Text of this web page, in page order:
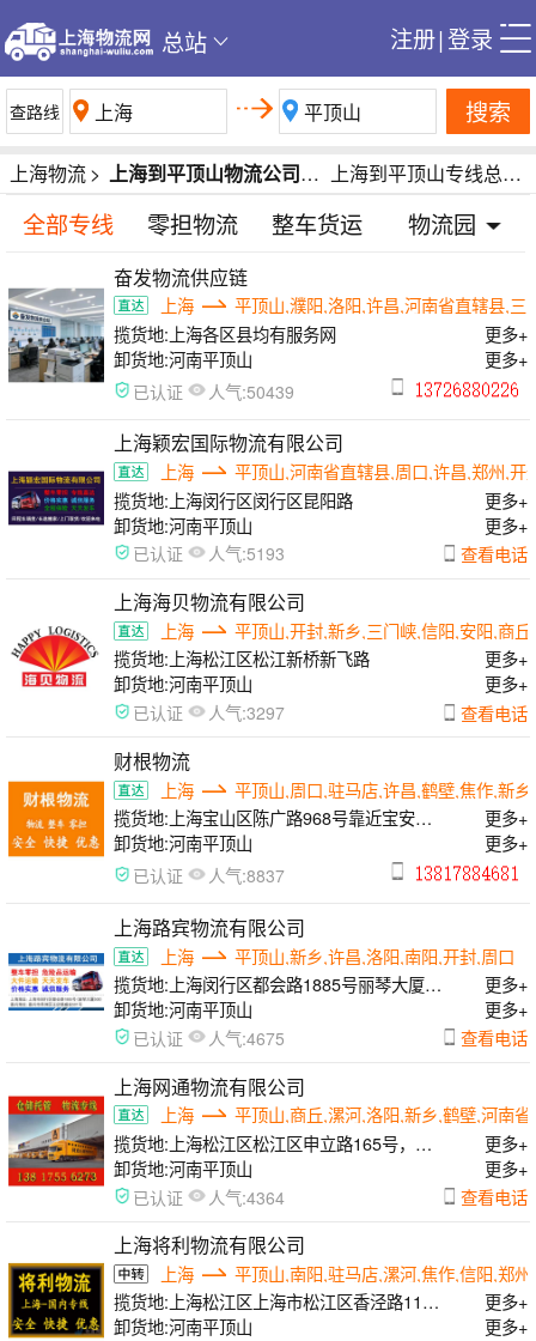
总站 注册|登录
搜索
上海到平顶山专线总里程891公里
上海物流> 上海到平顶山物流公司-上海到平顶山货运公司-上海到平顶山专线运输公司
全部专线 零担物流 整车货运 物流园
奋发物流供应链
上海
平顶山,濮阳,洛阳,许昌,河南省直辖县,三
揽货地: 上海各区县均有服务网
更多+
卸货地:河南平顶山 更多+
已认证 人气:50439
上海颖宏国际物流有限公司
上海
平顶山,河南省直辖县,周口,许昌,郑州,开
揽货地: 上海闵行区闵行区昆阳路
更多+
卸货地:河南平顶山 更多+
已认证 人气:5193 查看电话
上海海贝物流有限公司
上海
平顶山,开封,新乡,三门峡,信阳,安阳,商丘
揽货地: 上海松江区松江新桥新飞路
更多+
卸货地:河南平顶山 更多+
已认证 人气:3297 查看电话
财根物流
上海
平顶山,周口,驻马店,许昌,鹤壁,焦作,新乡
揽货地: 上海宝山区陈广路968号靠近宝安公
路
更多+
卸货地:河南平顶山 更多+
已认证 人气:8837
上海路宾物流有限公司
上海
平顶山,新乡,许昌,洛阳,南阳,开封,周口
揽货地: 上海闵行区都会路1885号丽琴大厦
508
更多+
卸货地:河南平顶山 更多+
已认证 人气:4675 查看电话
上海网通物流有限公司
上海
平顶山,商丘,漯河,洛阳,新乡,鹤壁,河南
揽货地: 上海松江区松江区申立路165号，闵
行区曙光路168号，浦东区申江南路555号
更多+
卸货地:河南平顶山 更多+
已认证 人气:4364 查看电话
上海将利物流有限公司
上海
平顶山,南阳,驻马店,漯河,焦作,信阳,郑州
揽货地: 上海松江区上海市松江区香泾路115
号7幢
更多+
卸货地:河南平顶山 更多+